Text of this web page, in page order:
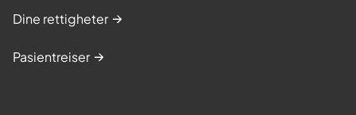
Dine rettigheter
Pasientreiser